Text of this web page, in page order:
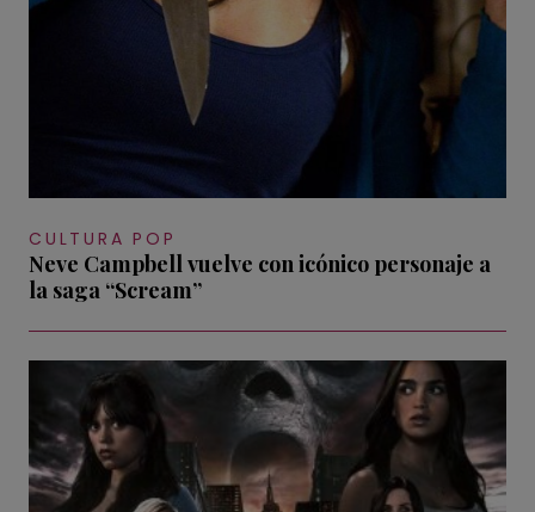
CULTURA POP
Neve Campbell vuelve con icónico personaje a
la saga “Scream”